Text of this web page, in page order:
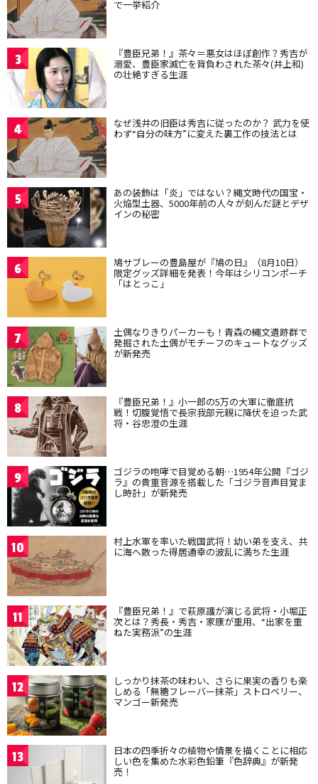
で一挙紹介
3 『豊臣兄弟！』茶々＝悪女はほぼ創作？秀吉が
溺愛、豊臣家滅亡を背負わされた茶々(井上和)
の壮絶すぎる生涯
4 なぜ浅井の旧臣は秀吉に従ったのか？ 武力を使
わず“自分の味方”に変えた裏工作の技法とは
5 あの装飾は「炎」ではない？縄文時代の国宝・
火焔型土器、5000年前の人々が刻んだ謎とデザ
インの秘密
6 鳩サブレーの豊島屋が『鳩の日』（8月10日）
限定グッズ詳細を発表！今年はシリコンポーチ
「はとっこ」
7 土偶なりきりパーカーも！青森の縄文遺跡群で
発掘された土偶がモチーフのキュートなグッズ
が新発売
8 『豊臣兄弟！』小一郎の5万の大軍に徹底抗
戦！切腹覚悟で長宗我部元親に降伏を迫った武
将・谷忠澄の生涯
9 ゴジラの咆哮で目覚める朝…1954年公開『ゴジ
ラ』の貴重音源を搭載した「ゴジラ音声目覚ま
し時計」が新発売
10 村上水軍を率いた戦国武将！幼い弟を支え、共
に海へ散った得居通幸の波乱に満ちた生涯
11 『豊臣兄弟！』で萩原護が演じる武将・小堀正
次とは？秀長・秀吉・家康が重用、“出家を重
ねた実務派”の生涯
12 しっかり抹茶の味わい、さらに果実の香りも楽
しめる「無糖フレーバー抹茶」ストロベリー、
マンゴー新発売
13 日本の四季折々の植物や情景を描くことに相応
しい色を集めた水彩色鉛筆『色辞典』が新発
売！